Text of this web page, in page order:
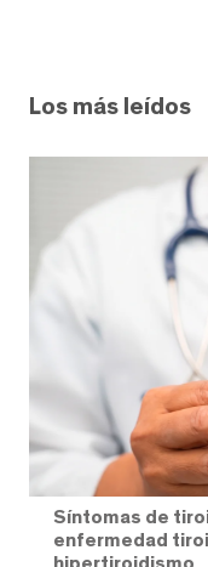
Los más leídos
Síntomas de
enfermedad